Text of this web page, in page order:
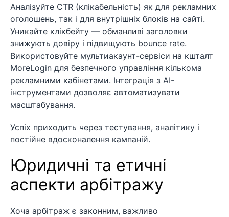
Аналізуйте CTR (клікабельність) як для рекламних
оголошень, так і для внутрішніх блоків на сайті.
Уникайте клікбейту — обманливі заголовки
знижують довіру і підвищують bounce rate.
Використовуйте мультиакаунт-сервіси на кшталт
MoreLogin для безпечного управління кількома
рекламними кабінетами. Інтеграція з AI-
інструментами дозволяє автоматизувати
масштабування.
Успіх приходить через тестування, аналітику і
постійне вдосконалення кампаній.
Юридичні та етичні
аспекти арбітражу
Хоча арбітраж є законним, важливо